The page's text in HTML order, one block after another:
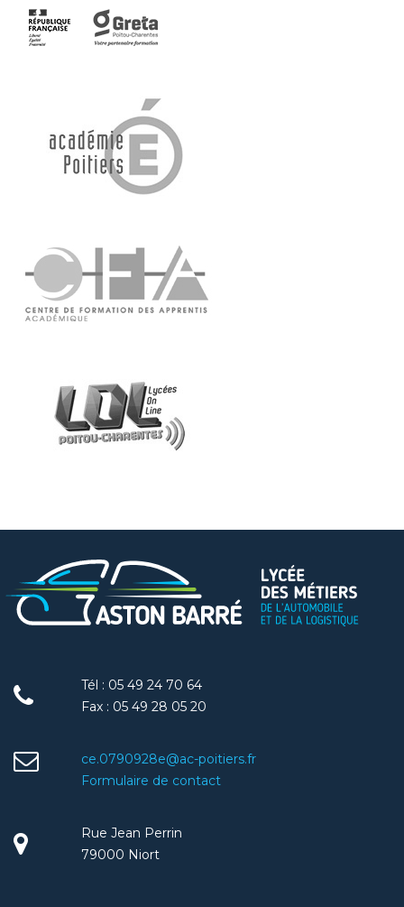
Tél : 05 49 24 70 64
Fax : 05 49 28 05 20
ce.0790928e@ac-poitiers.fr
Formulaire de contact
Rue Jean Perrin
79000 Niort